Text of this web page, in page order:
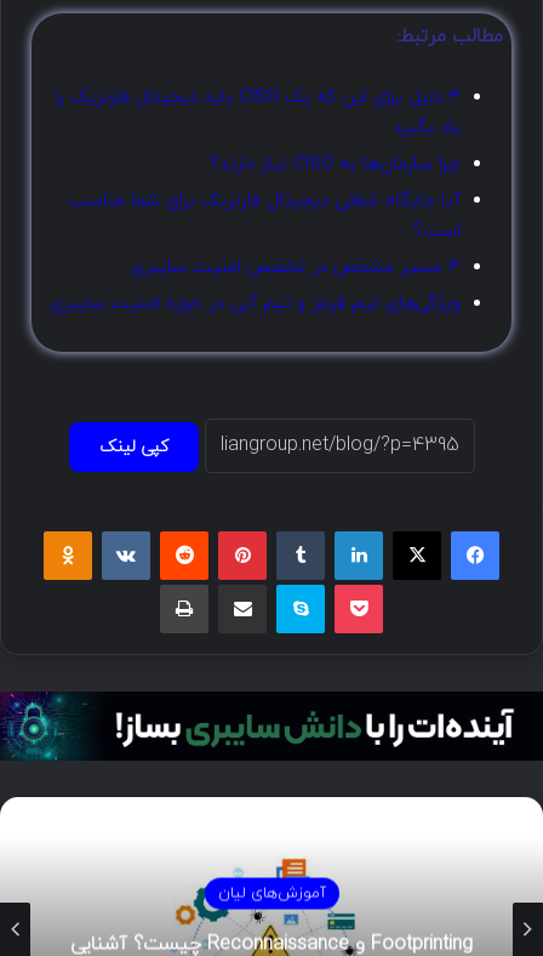
مطالب مرتبط:
4 دلیل برای این که یک CISO باید دیجیتال فارنزیک را
یاد بگیرد
چرا سازمان‌ها به CISO نیاز دارند؟
آیا جایگاه شغلی دیجیتال فارنزیک برای شما مناسب
است؟
4 مسیر مشخص در تخصص امنیت سایبری
ویژگی‌های تیم قرمز و تیم آبی در حوزه امنیت سایبری
کپی لینک
آموزش‌های لیان
Footprinting و Reconnaissance چیست؟ آشنایی